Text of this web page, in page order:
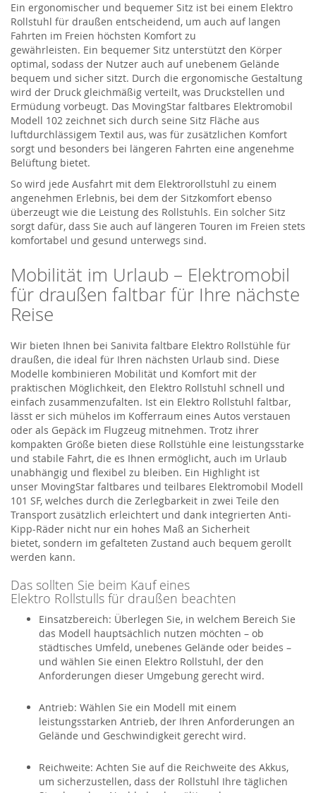
Ein ergonomischer und bequemer Sitz ist bei einem Elektro
Rollstuhl für draußen entscheidend, um auch auf langen
Fahrten im Freien höchsten Komfort zu
gewährleisten. Ein bequemer Sitz unterstützt den Körper
optimal, sodass der Nutzer auch auf unebenem Gelände
bequem und sicher sitzt. Durch die ergonomische Gestaltung
wird der Druck gleichmäßig verteilt, was Druckstellen und
Ermüdung vorbeugt. Das MovingStar faltbares Elektromobil
Modell 102 zeichnet sich durch seine Sitz Fläche aus
luftdurchlässigem Textil aus, was für zusätzlichen Komfort
sorgt und besonders bei längeren Fahrten eine angenehme
Belüftung bietet.
So wird jede Ausfahrt mit dem Elektrorollstuhl zu einem
angenehmen Erlebnis, bei dem der Sitzkomfort ebenso
überzeugt wie die Leistung des Rollstuhls. Ein solcher Sitz
sorgt dafür, dass Sie auch auf längeren Touren im Freien stets
komfortabel und gesund unterwegs sind.
Mobilität im Urlaub – Elektromobil
für draußen faltbar für Ihre nächste
Reise
Wir bieten Ihnen bei Sanivita faltbare Elektro Rollstühle für
draußen, die ideal für Ihren nächsten Urlaub sind. Diese
Modelle kombinieren Mobilität und Komfort mit der
praktischen Möglichkeit, den Elektro Rollstuhl schnell und
einfach zusammenzufalten. Ist ein Elektro Rollstuhl faltbar,
lässt er sich mühelos im Kofferraum eines Autos verstauen
oder als Gepäck im Flugzeug mitnehmen. Trotz ihrer
kompakten Größe bieten diese Rollstühle eine leistungsstarke
und stabile Fahrt, die es Ihnen ermöglicht, auch im Urlaub
unabhängig und flexibel zu bleiben. Ein Highlight ist
unser MovingStar faltbares und teilbares Elektromobil Modell
101 SF, welches durch die Zerlegbarkeit in zwei Teile den
Transport zusätzlich erleichtert und dank integrierten Anti-
Kipp-Räder nicht nur ein hohes Maß an Sicherheit
bietet, sondern im gefalteten Zustand auch bequem gerollt
werden kann.
Das sollten Sie beim Kauf eines
Elektro Rollstulls für draußen beachten
Einsatzbereich: Überlegen Sie, in welchem Bereich Sie
das Modell hauptsächlich nutzen möchten – ob
städtisches Umfeld, unebenes Gelände oder beides –
und wählen Sie einen Elektro Rollstuhl, der den
Anforderungen dieser Umgebung gerecht wird.
Antrieb: Wählen Sie ein Modell mit einem
leistungsstarken Antrieb, der Ihren Anforderungen an
Gelände und Geschwindigkeit gerecht wird.
Reichweite: Achten Sie auf die Reichweite des Akkus,
um sicherzustellen, dass der Rollstuhl Ihre täglichen